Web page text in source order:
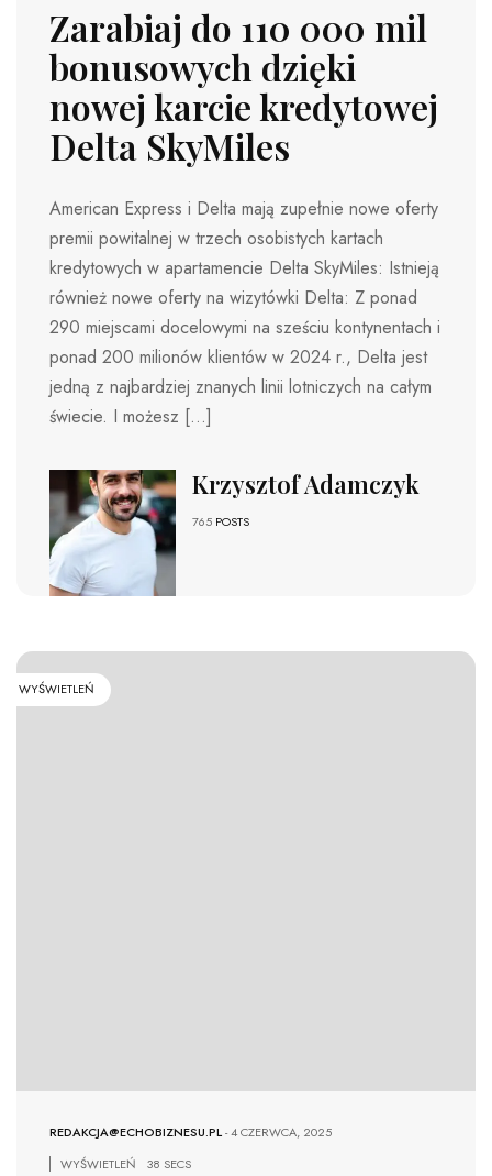
Zarabiaj do 110 000 mil
bonusowych dzięki
nowej karcie kredytowej
Delta SkyMiles
American Express i Delta mają zupełnie nowe oferty
premii powitalnej w trzech osobistych kartach
kredytowych w apartamencie Delta SkyMiles: Istnieją
również nowe oferty na wizytówki Delta: Z ponad
290 miejscami docelowymi na sześciu kontynentach i
ponad 200 milionów klientów w 2024 r., Delta jest
jedną z najbardziej znanych linii lotniczych na całym
świecie. I możesz […]
Krzysztof Adamczyk
765 POSTS
WYŚWIETLEŃ
REDAKCJA@ECHOBIZNESU.PL-4 CZERWCA, 2025
WYŚWIETLEŃ
38 SECS